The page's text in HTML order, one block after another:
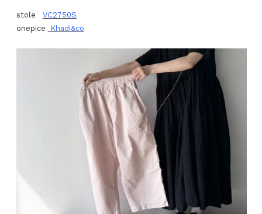
stole VC2750S
onepice
Khadi&co